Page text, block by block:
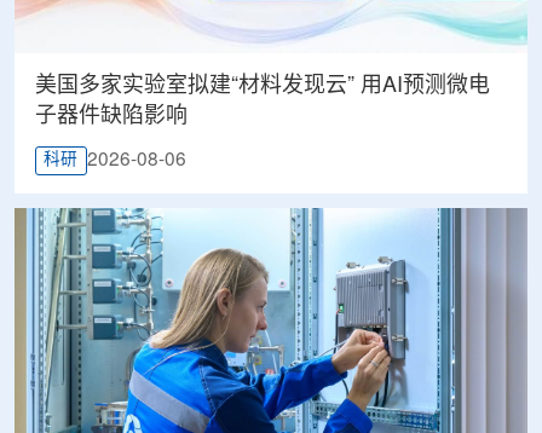
美国多家实验室拟建“材料发现云” 用AI预测微电
子器件缺陷影响
科研 2026-08-06